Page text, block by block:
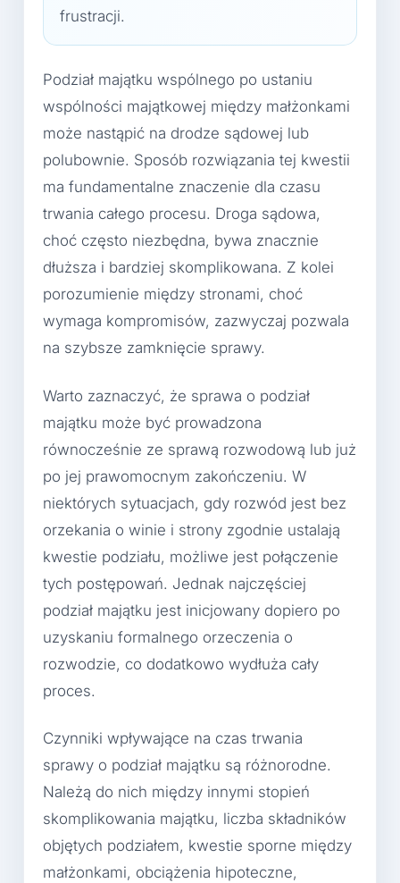
frustracji.
Podział majątku wspólnego po ustaniu
wspólności majątkowej między małżonkami
może nastąpić na drodze sądowej lub
polubownie. Sposób rozwiązania tej kwestii
ma fundamentalne znaczenie dla czasu
trwania całego procesu. Droga sądowa,
choć często niezbędna, bywa znacznie
dłuższa i bardziej skomplikowana. Z kolei
porozumienie między stronami, choć
wymaga kompromisów, zazwyczaj pozwala
na szybsze zamknięcie sprawy.
Warto zaznaczyć, że sprawa o podział
majątku może być prowadzona
równocześnie ze sprawą rozwodową lub już
po jej prawomocnym zakończeniu. W
niektórych sytuacjach, gdy rozwód jest bez
orzekania o winie i strony zgodnie ustalają
kwestie podziału, możliwe jest połączenie
tych postępowań. Jednak najczęściej
podział majątku jest inicjowany dopiero po
uzyskaniu formalnego orzeczenia o
rozwodzie, co dodatkowo wydłuża cały
proces.
Czynniki wpływające na czas trwania
sprawy o podział majątku są różnorodne.
Należą do nich między innymi stopień
skomplikowania majątku, liczba składników
objętych podziałem, kwestie sporne między
małżonkami, obciążenia hipoteczne,